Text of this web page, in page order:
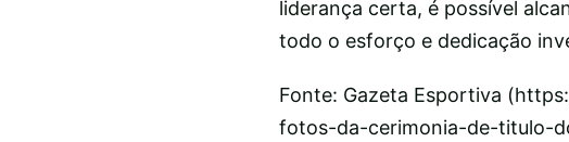
liderança certa, é possível
todo o esforço e dedicação
Fonte: Gazeta Esportiva
fotos-da-cerimonia-de-titulo-